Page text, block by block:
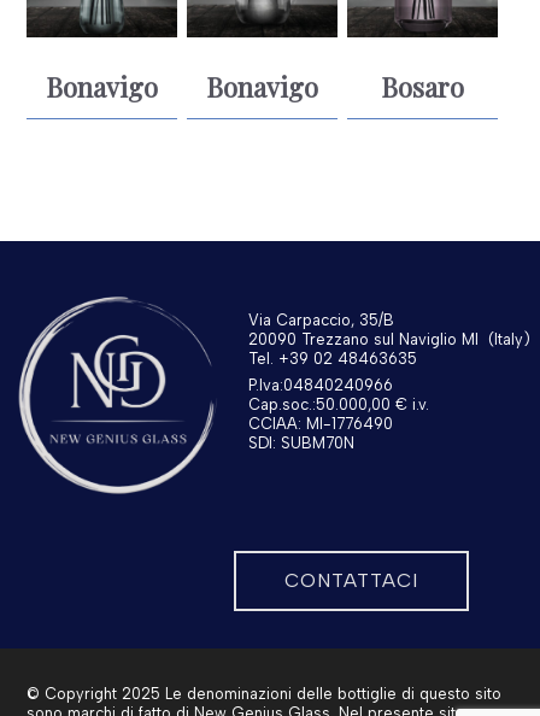
Bonavigo Bonavigo Bosaro
Via Carpaccio, 35/B
20090 Trezzano sul Naviglio MI
(Italy)
Tel. +39 02 48463635
P.Iva:04840240966
Cap.soc.:50.000,00 € i.v.
CCIAA: MI-1776490
SDI: SUBM70N
CONTATTACI
© Copyright 2025 Le denominazioni delle bottiglie di questo sito